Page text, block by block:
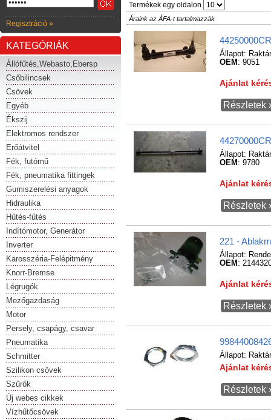
Regisztráció »
KATEGÓRIÁK
Állófűtés,Webasto,Ebersp
Csőbilincsek
Csövek
Egyéb
Ékszij
Elektromos rendszer
Erőátvitel
Fék, futómű
Fék, pneumatika fittingek
Gumiszerelési anyagok
Hidraulika
Hűtés-fűtés
Indítómotor, Generátor
Inverter
Karosszéria-Felépitmény
Knorr-Bremse
Légrugók
Mezőgazdaság
Motor
Persely, csapágy, csavar
Pneumatika
Schmitter
Szilikon csövek
Szűrők
Új webes cikkek
Vízhűtőcsövek
Termékek egy oldalon
Áraink az ÁFA-t tartalmazzák
Állapot:
OEM : 9051
Ajánlat
Részletek
Állapot:
OEM : 9780
Ajánlat
Részletek
221 -
Állapot:
OEM :
Ajánlat
Részletek
Állapot:
Ajánlat
Részletek